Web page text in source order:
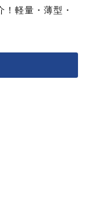
軽量・薄型・